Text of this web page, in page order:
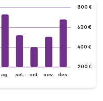
200 €
400 €
600 €
800 €
ag. set. oct. nov. des.